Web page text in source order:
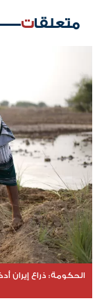
متعلقات
الحكومة: ذراع إيران أدخلت 90 صنفاً من المبيدات